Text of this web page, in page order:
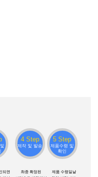
되면
4 Step
제작 및 발송
촤종 확정된
5 Step
제품수령 및
확인
제품 수령일날